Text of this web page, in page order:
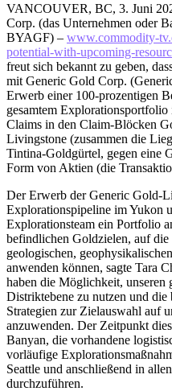
VANCOUVER, BC, 3. Juni
Corp. (das Unternehmen oder
BYAGF) – www.commodity-
potential-with-upcoming-
freut sich bekannt zu geben,
mit Generic Gold Corp.
Erwerb einer 100-prozentigen
gesamtem
Claims in den Claim-Blöcken
Livingstone (zusammen die
Tintina-Goldgürtel, gegen eine
Form von Aktien (die
Der Erwerb der Generic Gold-
Explorationspipeline im Yukon
Explorationsteam ein Portfolio
befindlichen Goldzielen, auf
geologischen,
anwenden können, sagte Tara
haben die Möglichkeit, unseren
Distriktebene zu nutzen und
Strategien zur Zielauswahl auf
anzuwenden. Der Zeitpunkt
Banyan, die vorhandene
vorläufige
Seattle und anschließend in
durchzuführen.